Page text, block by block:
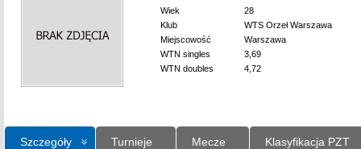
Wiek
28
Klub
WTS Orzeł Warszawa
Miejscowość
Warszawa
WTN singles
3,69
WTN doubles
4,72
Szczegóły Turnieje Mecze Klasyfikacja PZT